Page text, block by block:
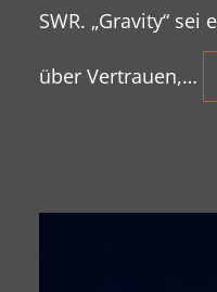
SWR. „Gravity“
über Vertrauen,…